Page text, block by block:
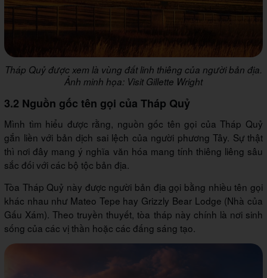
Tháp Quỷ được xem là vùng đất linh thiêng của người bản địa.
Ảnh minh họa: Visit Gillette Wright
3.2 Nguồn gốc tên gọi của Tháp Quỷ
Mình tìm hiểu được rằng, nguồn gốc tên gọi của Tháp Quỷ
gắn liền với bản dịch sai lệch của người phương Tây. Sự thật
thì nơi đây mang ý nghĩa văn hóa mang tính thiêng liêng sâu
sắc đối với các bộ tộc bản địa.
Tòa Tháp Quỷ này được người bản địa gọi bằng nhiều tên gọi
khác nhau như Mateo Tepe hay Grizzly Bear Lodge (Nhà của
Gấu Xám). Theo truyền thuyết, tòa tháp này chính là nơi sinh
sống của các vị thần hoặc các đấng sáng tạo.